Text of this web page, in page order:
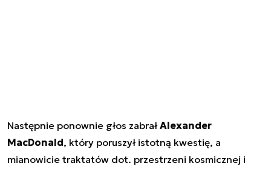
Następnie ponownie głos zabrałAlexander
MacDonald, który poruszył istotną kwestię, a
mianowicie traktatów dot. przestrzeni kosmicznej i